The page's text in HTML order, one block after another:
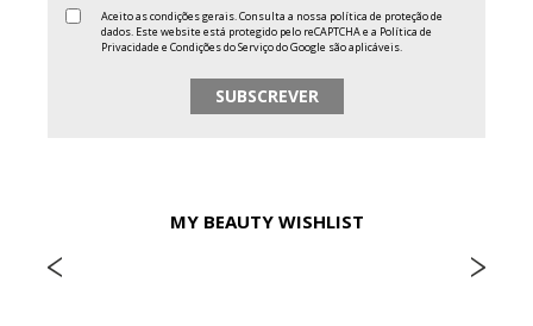
Aceito as condições gerais. Consulta a nossa política de proteção de
dados. Este website está protegido pelo reCAPTCHA e a Política de
Privacidade e Condições do Serviçodo Google são aplicáveis.
MY BEAUTY WISHLIST